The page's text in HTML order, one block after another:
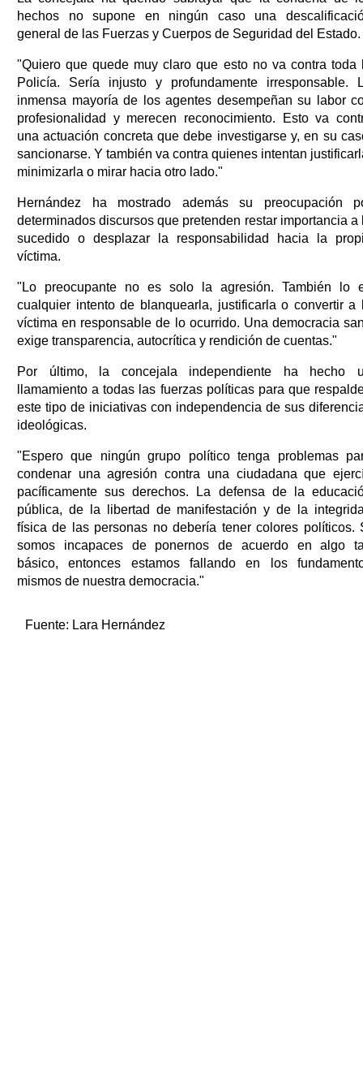
hechos no supone en ningún caso una
general de las Fuerzas y Cuerpos de Seguridad del Estado.
"Quiero que quede muy claro que esto no va contra toda
Policía. Sería injusto y profundamente irresponsable.
inmensa mayoría de los agentes desempeñan su labor
profesionalidad y merecen reconocimiento. Esto va
una actuación concreta que debe investigarse y, en su
sancionarse. Y también va contra quienes intentan
minimizarla o mirar hacia otro lado."
Hernández ha mostrado además su preocupación
determinados discursos que pretenden restar importancia a
sucedido o desplazar la responsabilidad hacia la
víctima.
"Lo preocupante no es solo la agresión. También lo
cualquier intento de blanquearla, justificarla o convertir a
víctima en responsable de lo ocurrido. Una democracia
exige transparencia, autocrítica y rendición de cuentas."
Por último, la concejala independiente ha hecho
llamamiento a todas las fuerzas políticas para que
este tipo de iniciativas con independencia de sus
ideológicas.
"Espero que ningún grupo político tenga problemas
condenar una agresión contra una ciudadana que
pacíficamente sus derechos. La defensa de la
pública, de la libertad de manifestación y de la
física de las personas no debería tener colores políticos.
somos incapaces de ponernos de acuerdo en algo
básico, entonces estamos fallando en los
mismos de nuestra democracia."
Fuente: Lara Hernández